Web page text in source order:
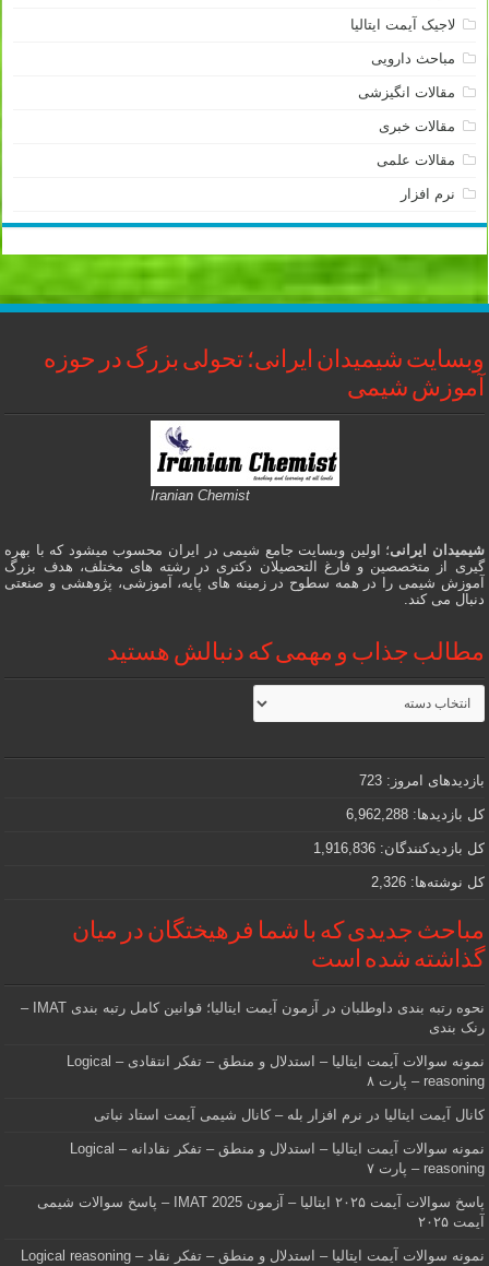
لاجیک آیمت ایتالیا
مباحث دارویی
مقالات انگیزشی
مقالات خبری
مقالات علمی
نرم افزار
وبسایت شیمیدان ایرانی؛ تحولی بزرگ در حوزه
آموزش شیمی
Iranian Chemist
شیمیدان ایرانی؛ اولین وبسایت جامع شیمی در ایران محسوب میشود که با بهره
گیری از متخصصین و فارغ التحصیلان دکتری در رشته های مختلف، هدف بزرگ
آموزش شیمی را در همه سطوح در زمینه های پایه، آموزشی، پژوهشی و صنعتی
دنبال می کند.
مطالب جذاب و مهمی که دنبالش هستید
مطالب
جذاب
و
که
دنبالش
هستید
بازدیدهای امروز: 723
کل بازدیدها: 6,962,288
کل بازدیدکنند‌گان: 1,916,836
کل نوشته‌ها: 2,326
مباحث جدیدی که با شما فرهیختگان در میان
گذاشته شده است
نحوه رتبه بندی داوطلبان در آزمون آیمت ایتالیا؛ قوانین کامل رتبه بندی IMAT –
رنک بندی
نمونه سوالات آیمت ایتالیا – استدلال و منطق – تفکر انتقادی – Logical
reasoning – پارت ۸
کانال آیمت ایتالیا در نرم افزار بله – کانال شیمی آیمت استاد نباتی
نمونه سوالات آیمت ایتالیا – استدلال و منطق – تفکر نقادانه – Logical
reasoning – پارت ۷
پاسخ سوالات آیمت ۲۰۲۵ ایتالیا – آزمون IMAT 2025 – پاسخ سوالات شیمی
آیمت ۲۰۲۵
نمونه سوالات آیمت ایتالیا – استدلال و منطق – تفکر نقاد – Logical reasoning